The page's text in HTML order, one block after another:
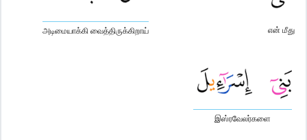
என் மீது
அடிமையாக்கி வைத்திருக்கிறாய்
இஸ்ரவேலர்களை